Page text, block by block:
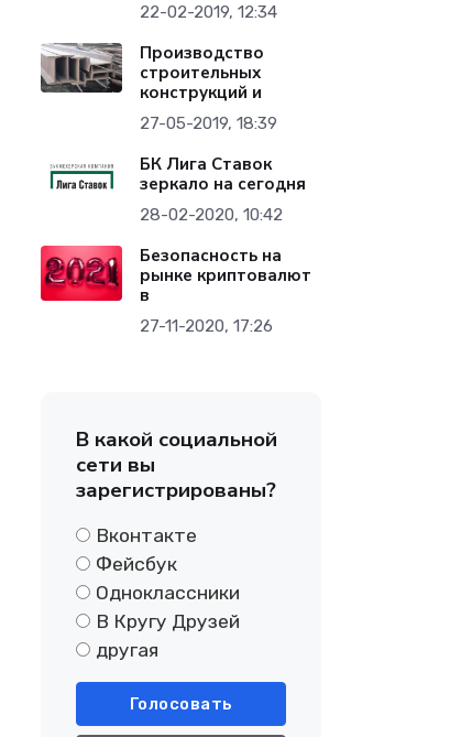
22-02-2019, 12:34
Производство
строительных
конструкций и
27-05-2019, 18:39
БК Лига Ставок
зеркало на сегодня
28-02-2020, 10:42
Безопасность на
рынке криптовалют
в
27-11-2020, 17:26
В какой социальной
сети вы
зарегистрированы?
Вконтакте
Фейсбук
Одноклассники
В Кругу Друзей
другая
Голосовать